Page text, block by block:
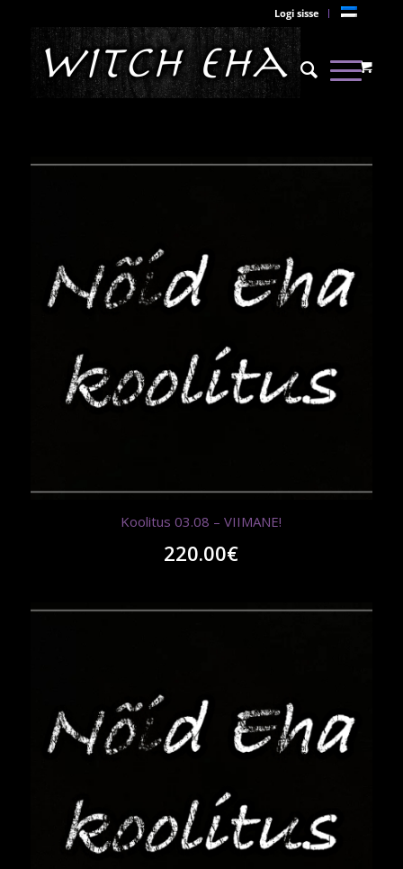
Logi sisse
Koolitus 03.08 – VIIMANE!
220.00€